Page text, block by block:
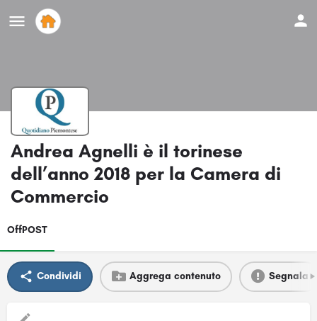
Andrea Agnelli è il torinese
dell’anno 2018 per la Camera di
Commercio
OffPOST
Condividi Aggrega contenuto Segnala